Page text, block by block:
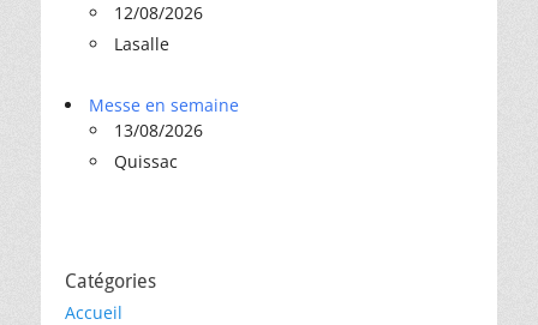
12/08/2026
Lasalle
Messe en semaine
13/08/2026
Quissac
Catégories
Accueil